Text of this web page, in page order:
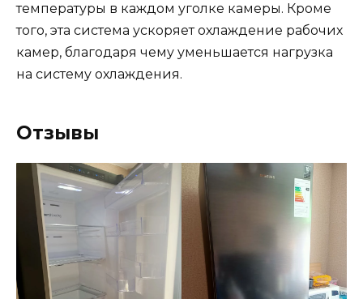
температуры в каждом уголке камеры. Кроме
того, эта система ускоряет охлаждение рабочих
камер, благодаря чему уменьшается нагрузка
на систему охлаждения.
Отзывы